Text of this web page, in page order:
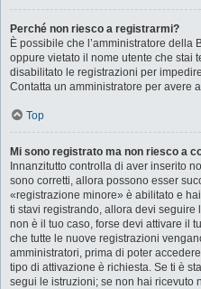
Perché non riesco a registrarmi?
È possibile che l’amministratore
oppure vietato il nome utente che stai
disabilitato le registrazioni per
Contatta un amministratore per avere
Top
Mi sono registrato ma non riesco a
Innanzitutto controlla di aver inserito
sono corretti, allora possono esser
«registrazione minore» è abilitato e
ti stavi registrando, allora devi
non è il tuo caso, forse devi attivare il
che tutte le nuove registrazioni
amministratori, prima di poter
tipo di attivazione è richiesta. Se ti è
segui le istruzioni; se non hai ricevuto